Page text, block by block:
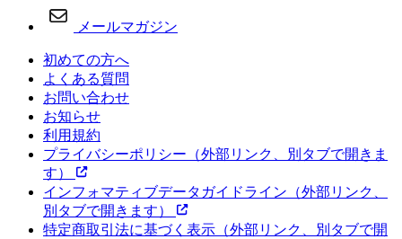
メールマガジン
初めての方へ
よくある質問
お問い合わせ
お知らせ
利用規約
プライバシーポリシー （外部リンク、別タブで開きま
す）
インフォマティブデータガイドライン （外部リンク、
別タブで開きます）
特定商取引法に基づく表示 （外部リンク、別タブで開